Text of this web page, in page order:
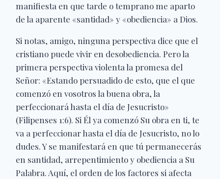
manifiesta en que tarde o temprano me aparto
de la aparente «santidad» y «obediencia» a Dios.
Si notas, amigo, ninguna perspectiva dice que el
cristiano puede vivir en desobediencia. Pero la
primera perspectiva violenta la promesa del
Señor: «Estando persuadido de esto, que el que
comenzó en vosotros la buena obra, la
perfeccionará hasta el día de Jesucristo»
(Filipenses 1:6). Si Él ya comenzó Su obra en ti, te
va a perfeccionar hasta el día de Jesucristo, no lo
dudes. Y se manifestará en que tú permanecerás
en santidad, arrepentimiento y obediencia a Su
Palabra. Aquí, el orden de los factores si afecta